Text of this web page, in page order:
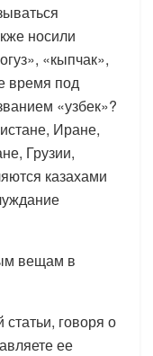
носили
«кыпчак»,
время под
«узбек»?
Иране,
Грузии,
казахами
вещам в
говоря о
ее